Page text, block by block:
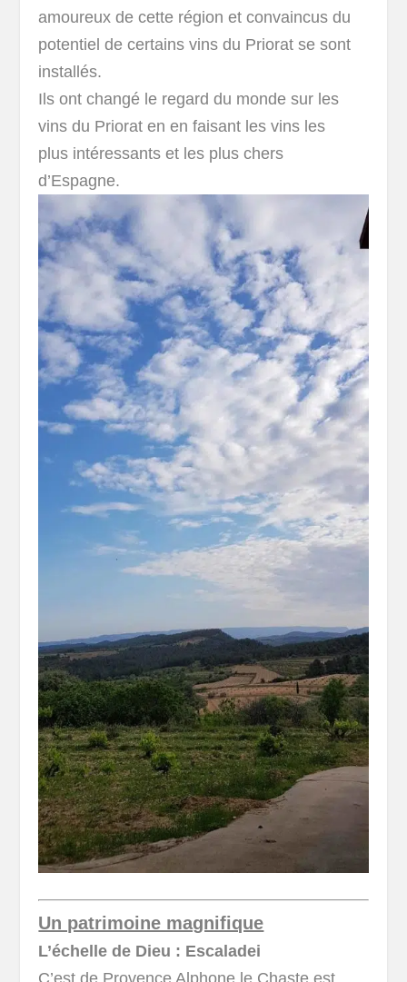
amoureux de cette région et convaincus du
potentiel de certains vins du Priorat se sont
installés.
Ils ont changé le regard du monde sur les
vins du Priorat en en faisant les vins les
plus intéressants et les plus chers
d’Espagne.
Un patrimoine magnifique
L’échelle de Dieu : Escaladei
C’est de Provence Alphone le Chaste est